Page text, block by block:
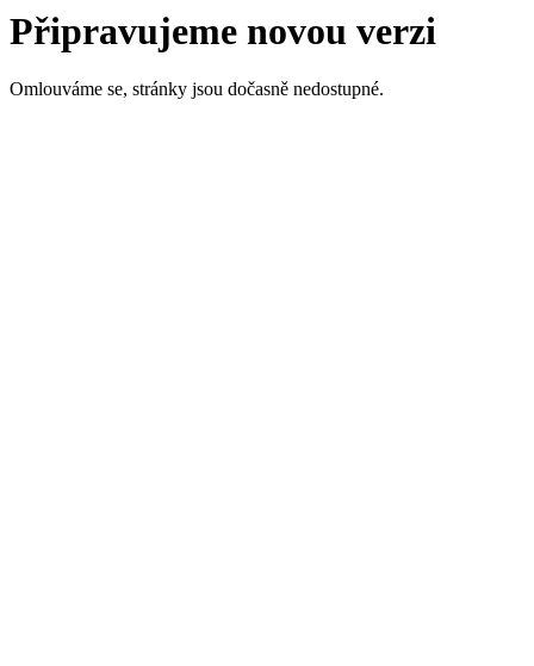
Připravujeme novou verzi
Omlouváme se, stránky jsou dočasně nedostupné.